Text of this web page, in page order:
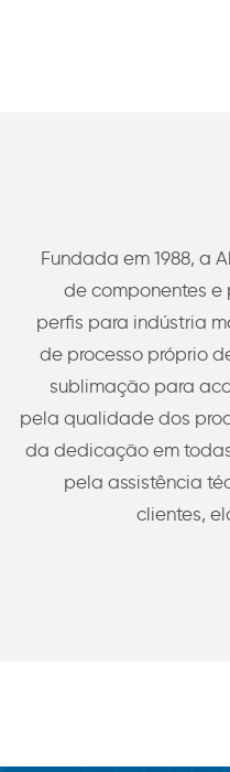
Fundada em 1988, a
de componentes
perfis para indústria
de processo próprio
sublimação para
pela qualidade dos
da dedicação em
pela assistência
clientes,